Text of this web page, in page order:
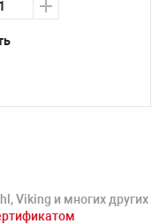
Viking и многих других